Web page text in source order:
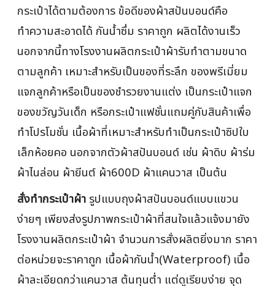
กระเป๋าได้ตามต้องการ ข้อดีของผ้าสปันบอนด์คือ
ทำความสะอาดได้ กันน้ำซึ่ม ราคาถูก ผลิตได้งานเร็ว
นอกจากนี้ทางโรงงานผลิตกระเป๋าผ้ารับทำตามขนาด
ตามลูกค้า เหมาะสำหรับเป็นของที่ระลึก ของพรีเมี่ยม
แจกลูกค้าหรือเป็นของชำรวยงานแต่ง เป็นกระเป๋าแจก
ของขวัญวันเด็ก หรือกระเป๋าแฟชั่นแถมคู่กับสินค้าเพื่อ
ทำโปรโมชั่น เนื้อผ้าที่เหมาะสำหรับทำเป็นกระเป๋าซิปใบ
เล็กห้อยคอ นอกจากตัวผ้าสปันบอนด์ เช่น ผ้าดิบ ผ้าร่ม
ผ้าไนล่อน ผ้ายีนต์ ผ้า600D ผ้าแคนวาส เป็นต้น
สั่งทำกระเป๋าผ้า รูปแบบถุงผ้าสปันบอนด์แบบแขวน
ง่ายๆ เพียงส่งรูปภาพกระเป๋าผ้าที่สนใจแล้วแจ้งมายัง
โรงงานผลิตกระเป๋าผ้า จำนวนการสั่งผลิตยิ่งมาก ราคา
ต่อหน่วยจะราคาถูก เนื้อผ้ากันน้ำ(Waterproof) เนื้อ
ผ้าละเอียดกว่าแคนวาส ต้นทุนต่ำ แต่ดูเรียบง่าย จุด